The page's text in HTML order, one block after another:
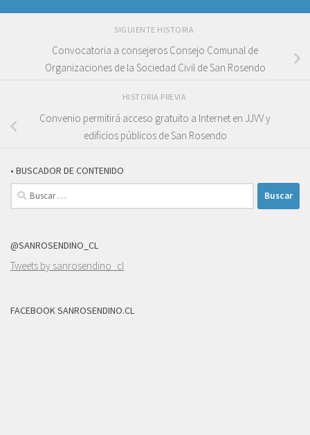
SIGUIENTE HISTORIA
Convocatoria a consejeros Consejo Comunal de
Organizaciones de la Sociedad Civil de San Rosendo
HISTORIA PREVIA
Convenio permitirá acceso gratuito a Internet en JJVV y
edificios públicos de San Rosendo
• BUSCADOR DE CONTENIDO
Buscar:
@SANROSENDINO_CL
Tweets by sanrosendino_cl
FACEBOOK SANROSENDINO.CL